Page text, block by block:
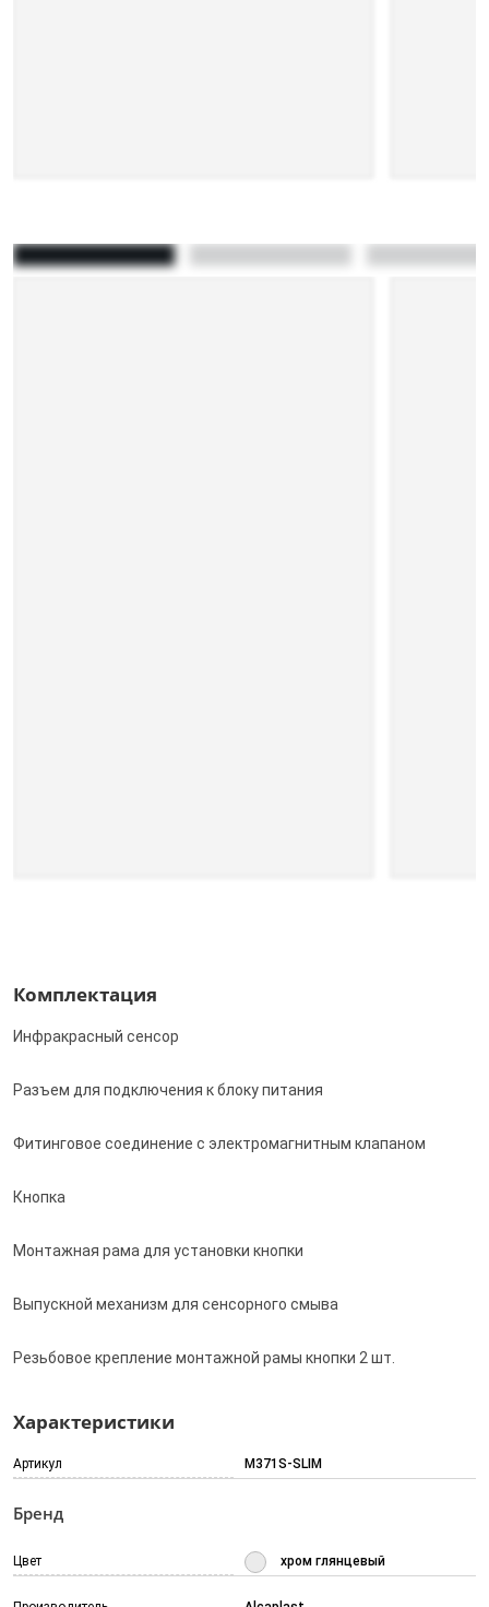
Комплектация
Инфракрасный сенсор
Разъем для подключения к блоку питания
Фитинговое соединение с электромагнитным клапаном
Кнопка
Монтажная рама для установки кнопки
Выпускной механизм для сенсорного смыва
Резьбовое крепление монтажной рамы кнопки 2 шт.
Характеристики
Артикул M371S-SLIM
Бренд
Цвет хром глянцевый